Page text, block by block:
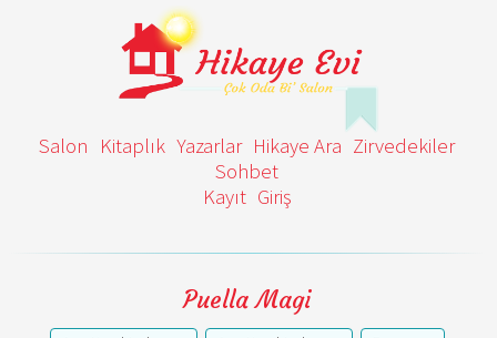
Salon Kitaplık Yazarlar Hikaye Ara Zirvedekiler
Sohbet
Kayıt Giriş
Puella Magi